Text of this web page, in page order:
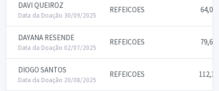
DAVI QUEIROZ
Data da Doação 30/09/2025
REFEICOES 64,00
DAYANA RESENDE
Data da Doação 02/07/2025
REFEICOES 79,64
DIOGO SANTOS
Data da Doação 20/08/2025
REFEICOES 112,11